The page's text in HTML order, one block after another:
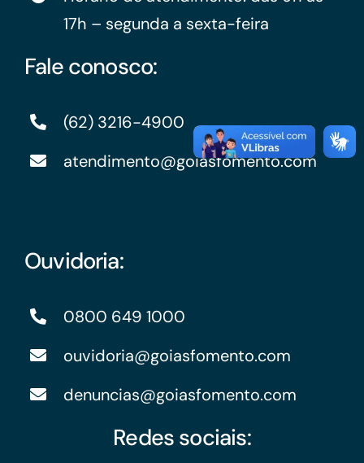
17h – segunda a sexta-feira
Fale conosco:
(62) 3216-4900
atendimento@goiasfomento.com
Ouvidoria:
0800 649 1000
ouvidoria@goiasfomento.com
denuncias@goiasfomento.com
Redes sociais: